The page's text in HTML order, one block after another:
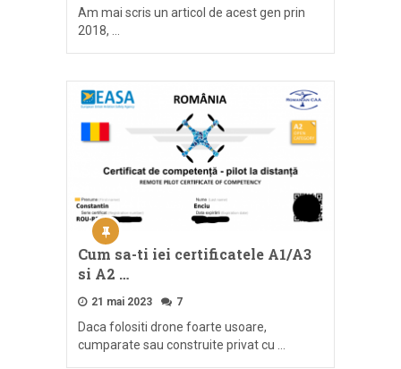
Am mai scris un articol de acest gen prin
2018, …
Cum sa-ti iei certificatele A1/A3
si A2 …
21 mai 2023 7
Daca folositi drone foarte usoare,
cumparate sau construite privat cu …